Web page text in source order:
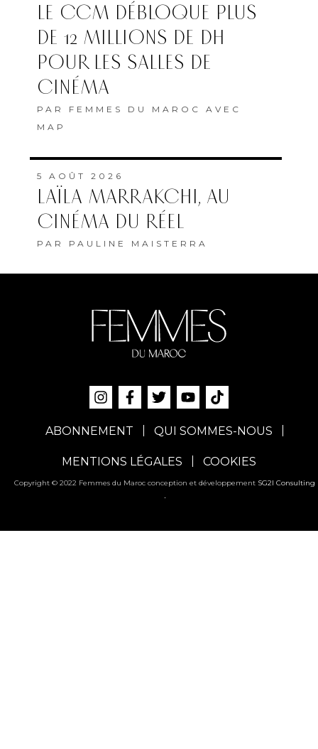
LE CCM DÉBLOQUE PLUS
DE 12 MILLIONS DE DH
POUR LES SALLES DE
CINÉMA
PAR FEMMES DU MAROC AVEC
MAP
5 AOÛT 2026
LAÏLA MARRAKCHI, AU
CINÉMA DU RÉEL
PAR PAULINE MAISTERRA
ABONNEMENT QUI SOMMES-NOUS
MENTIONS LÉGALES COOKIES
Copyright © 2022 Femmes du Maroc conception et développement SG2I Consulting